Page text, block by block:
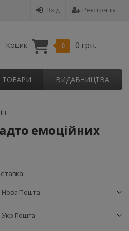
Вхід Реєстрація
Кошик 0 0 грн.
ТОВАРИ ВИДАВНИЦТВА
емоційних
Нова Пошта
Укр Пошта